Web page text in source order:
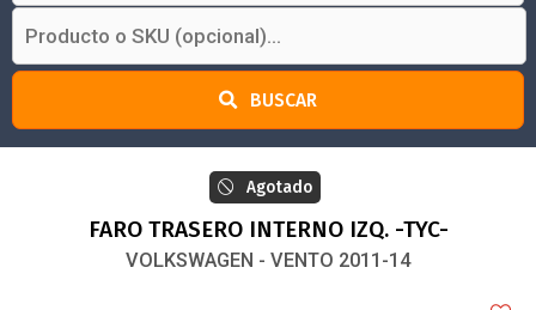
BUSCAR
Agotado
FARO TRASERO INTERNO IZQ. -TYC-
VOLKSWAGEN - VENTO 2011-14